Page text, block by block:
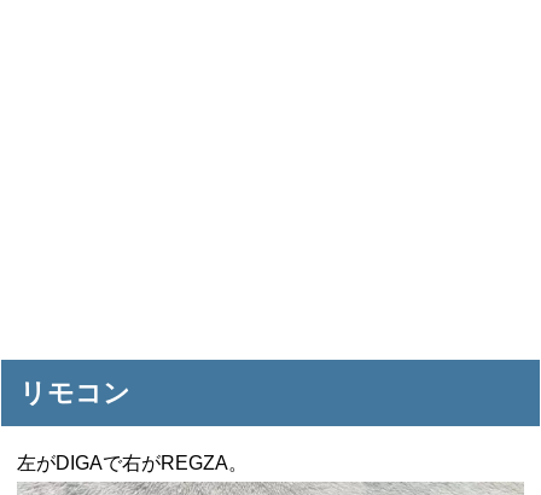
リモコン
左がDIGAで右がREGZA。